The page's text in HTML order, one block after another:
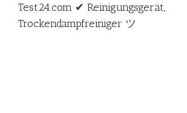
Test24.com ✔ Reinigungsgerät,
Trockendampfreiniger ツ